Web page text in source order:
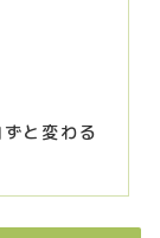
と変わる